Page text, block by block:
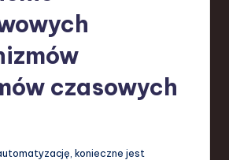
czasowych
konieczne jest